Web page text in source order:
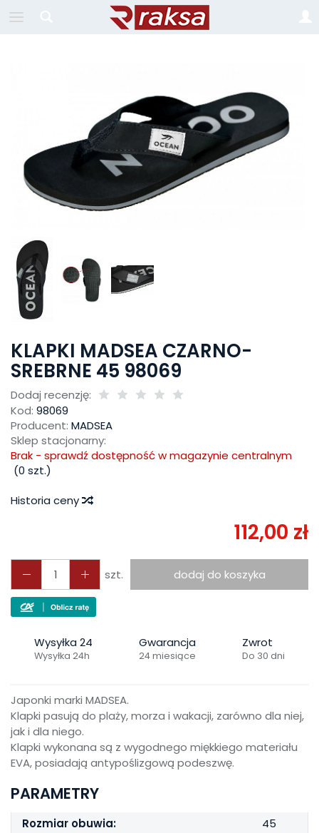
KLAPKI MADSEA CZARNO-
SREBRNE 45 98069
Dodaj recenzję:
Kod: 98069
Producent: MADSEA
Sklep stacjonarny:
Brak - sprawdź dostępność w magazynie centralnym
(0 szt.)
Historia ceny
112,00 zł
szt. dodaj do koszyka
Wysyłka 24
Wysyłka 24h
Gwarancja
24 miesiące
Zwrot
Do 30 dni
Japonki marki MADSEA.
Klapki pasują do plaży, morza i wakacji, zarówno dla niej,
jak i dla niego.
Klapki wykonana są z wygodnego miękkiego materiału
EVA, posiadają antypoślizgową podeszwę.
PARAMETRY
Rozmiar obuwia: 45